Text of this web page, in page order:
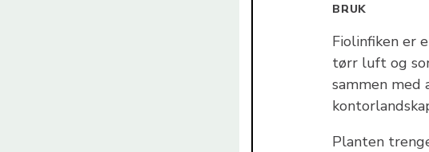
BRUK
Fiolinfiken er
tørr luft og
sammen med
Planten